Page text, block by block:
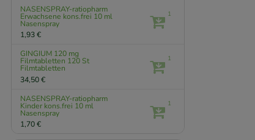
NASENSPRAY-ratiopharm
Erwachsene kons.frei 10 ml
Nasenspray
1,93 €
1
GINGIUM 120 mg
Filmtabletten 120 St
Filmtabletten
34,50 €
1
NASENSPRAY-ratiopharm
Kinder kons.frei 10 ml
Nasenspray
1,70 €
1